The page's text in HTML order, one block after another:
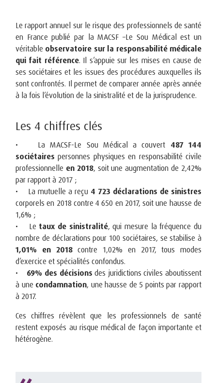
Le rapport annuel sur le risque des professionnels de santé
en France publié par la MACSF –Le Sou Médical est un
véritable observatoire sur la responsabilité médicale
qui fait référence. Il s’appuie sur les mises en cause de
ses sociétaires et les issues des procédures auxquelles ils
sont confrontés. Il permet de comparer année après année
à la fois l’évolution de la sinistralité et de la jurisprudence.
Les 4 chiffres clés
• La MACSF-Le Sou Médical a couvert 487 144
sociétaires personnes physiques en responsabilité civile
professionnelle en 2018, soit une augmentation de 2,42%
par rapport à 2017 ;
• La mutuelle a reçu 4 723 déclarations de sinistres
corporels en 2018 contre 4 650 en 2017, soit une hausse de
1,6% ;
• Le taux de sinistralité, qui mesure la fréquence du
nombre de déclarations pour 100 sociétaires, se stabilise à
1,01% en 2018contre 1,02% en 2017, tous modes
d’exercice et spécialités confondus.
• 69% des décisionsdes juridictions civiles aboutissent
à une condamnation, une hausse de 5 points par rapport
à 2017.
Ces chiffres révèlent que les professionnels de santé
restent exposés au risque médical de façon importante et
hétérogène.